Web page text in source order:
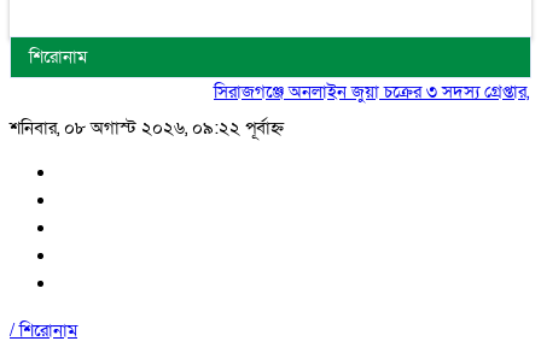
শিরোনাম
সিরাজগঞ্জে অনলাইন জুয়া চক্রের ৩ সদস্য গ্রেপ্তার,
শনিবার, ০৮ অগাস্ট ২০২৬, ০৯:২২ পূর্বাহ্ন
/শিরোনাম